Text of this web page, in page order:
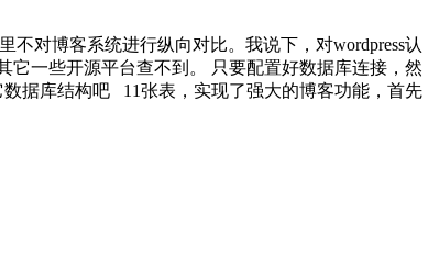
对博客系统进行纵向对比。我说下，对wordpress认
它一些开源平台查不到。 只要配置好数据库连接，然
据库结构吧 11张表，实现了强大的博客功能，首先